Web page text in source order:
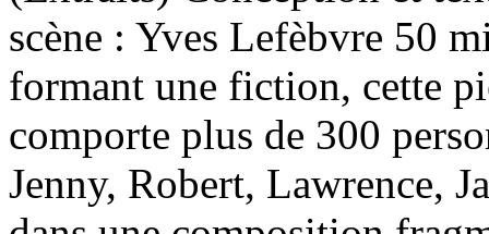
scène : Yves Lefèbvre 50
formant une fiction, cette
comporte plus de 300
Jenny, Robert, Lawrence,